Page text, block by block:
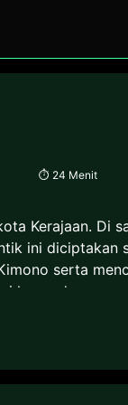
⏱ 24 Menit
Kerajaan. Di
ini diciptakan
serta
kamu dengan